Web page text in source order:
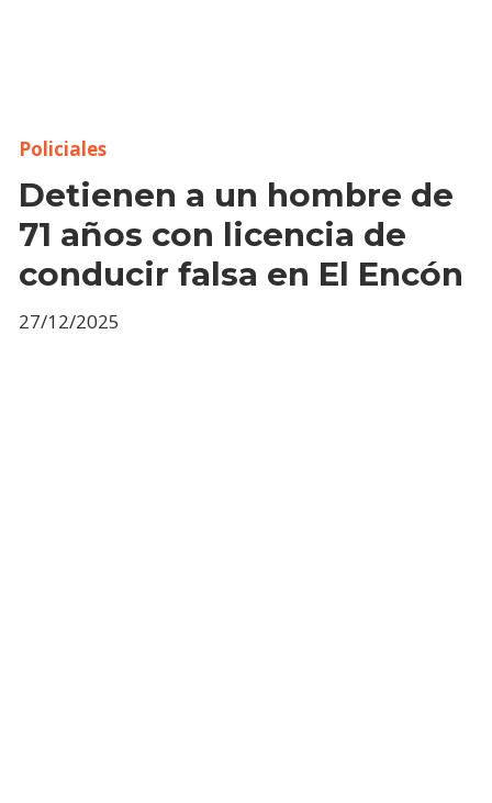
Detienen a un hombre de
71 años con licencia de
conducir falsa en El Encón
Policiales
27/12/2025